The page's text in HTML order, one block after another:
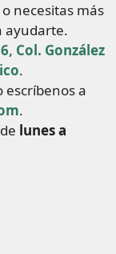
necesitas más
ayudarte.
Col. González
.
escríbenos a
.
lunes a